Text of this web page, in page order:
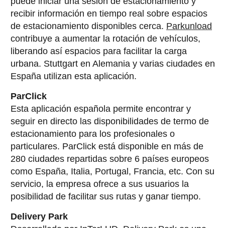
recibir información en tiempo real sobre espacios
de estacionamiento disponibles cerca. Parkunload
contribuye a aumentar la rotación de vehículos,
liberando así espacios para facilitar la carga
urbana. Stuttgart en Alemania y varias ciudades en
España utilizan esta aplicación.
ParClick
Esta aplicación española permite encontrar y
seguir en directo las disponibilidades de termo de
estacionamiento para los profesionales o
particulares. ParClick está disponible en más de
280 ciudades repartidas sobre 6 países europeos
como España, Italia, Portugal, Francia, etc. Con su
servicio, la empresa ofrece a sus usuarios la
posibilidad de facilitar sus rutas y ganar tiempo.
Delivery Park